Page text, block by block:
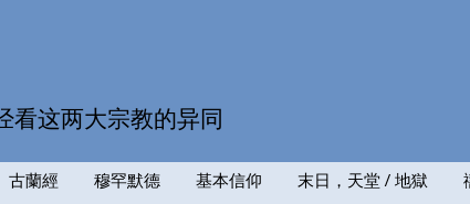
看这两大宗教的异同
古蘭經 穆罕默德 基本信仰 末日，天堂 / 地獄